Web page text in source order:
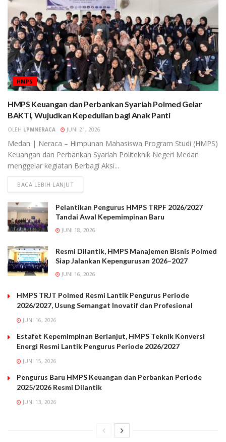
HMPS
HMPS Keuangan dan Perbankan Syariah Polmed Gelar
BAKTI, Wujudkan Kepedulian bagi Anak Panti
OLEH LPMNERACA JUNI 21, 2026
Medan | Neraca – Himpunan Mahasiswa Program Studi (HMPS)
Keuangan dan Perbankan Syariah Politeknik Negeri Medan
menggelar kegiatan Berbagi Aksi...
BACA LEBIH LANJUT
Pelantikan Pengurus HMPS TRPF 2026/2027
Tandai Awal Kepemimpinan Baru
JUNI 18, 2026
Resmi Dilantik, HMPS Manajemen Bisnis Polmed
Siap Jalankan Kepengurusan 2026–2027
JUNI 16, 2026
HMPS TRJT Polmed Resmi Lantik Pengurus Periode
2026/2027, Usung Semangat Inovatif dan Profesional
JUNI 16, 2026
Estafet Kepemimpinan Berlanjut, HMPS Teknik Konversi
Energi Resmi Lantik Pengurus Periode 2026/2027
JUNI 15, 2026
Pengurus Baru HMPS Keuangan dan Perbankan Periode
2025/2026 Resmi Dilantik
JUNI 13, 2026